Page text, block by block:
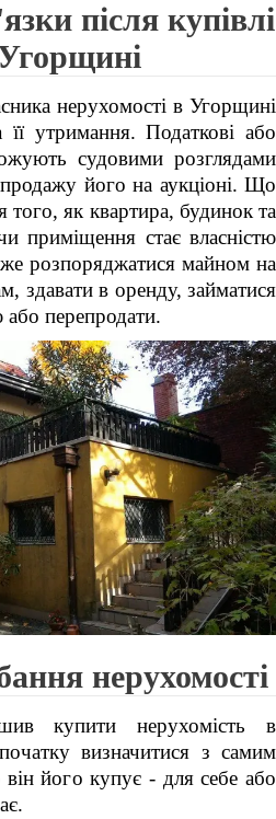
після купівлі
нерухомості в Угорщині
її утримання. Податкові або
судовими розглядами
його на аукціоні. Що
того, як квартира, будинок та
приміщення стає власністю
розпоряджатися майном на
здавати в оренду, займатися
або перепродати.
нерухомості
купити нерухомість в
визначитися з самим
його купує - для себе або